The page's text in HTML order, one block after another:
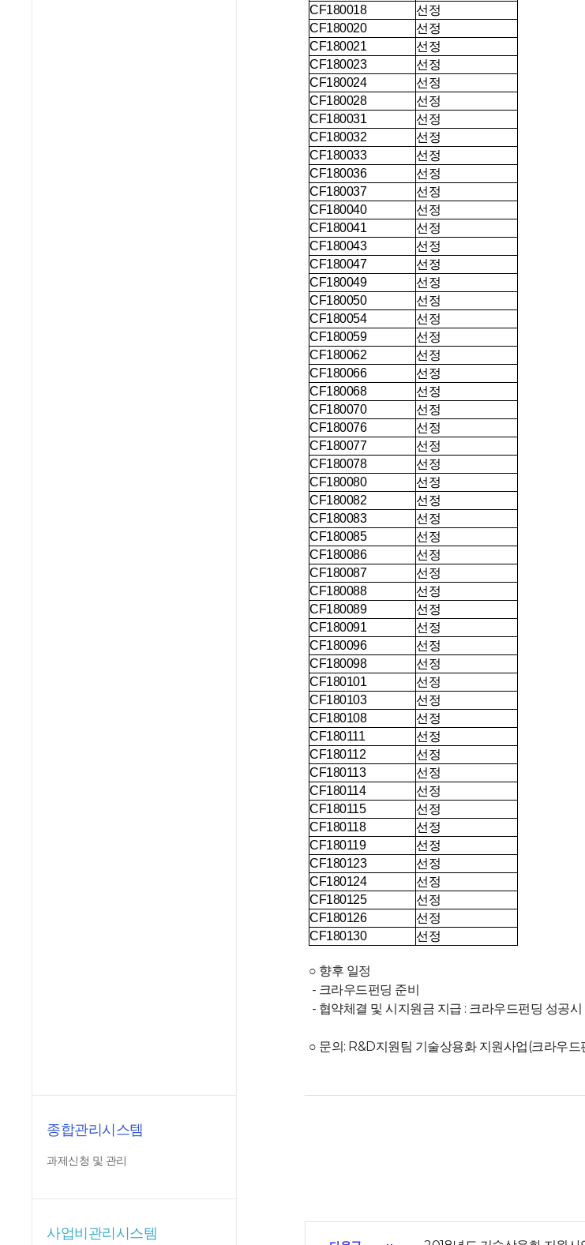
종합관리시스템
과제신청 및 관리
사업비관리시스템
CF180018 선정
CF180020 선정
CF180021 선정
CF180023 선정
CF180024 선정
CF180028 선정
CF180031 선정
CF180032 선정
CF180033 선정
CF180036 선정
CF180037 선정
CF180040 선정
CF180041 선정
CF180043 선정
CF180047 선정
CF180049 선정
CF180050 선정
CF180054 선정
CF180059 선정
CF180062 선정
CF180066 선정
CF180068 선정
CF180070 선정
CF180076 선정
CF180077 선정
CF180078 선정
CF180080 선정
CF180082 선정
CF180083 선정
CF180085 선정
CF180086 선정
CF180087 선정
CF180088 선정
CF180089 선정
CF180091 선정
CF180096 선정
CF180098 선정
CF180101 선정
CF180103 선정
CF180108 선정
CF180111 선정
CF180112 선정
CF180113 선정
CF180114 선정
CF180115 선정
CF180118 선정
CF180119 선정
CF180123 선정
CF180124 선정
CF180125 선정
CF180126 선정
CF180130 선정
○ 향후 일정
- 크라우드펀딩 준비
- 협약체결 및 시지원금 지급 : 크라우드펀딩 성공
○ 문의: R&D지원팀 기술상용화 지원사업(크라우